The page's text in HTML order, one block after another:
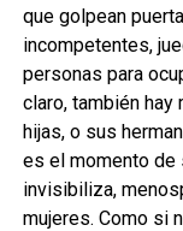
que golpean
incompetentes,
personas para
claro, también
hijas, o sus
es el momento de
invisibiliza,
mujeres. Como si